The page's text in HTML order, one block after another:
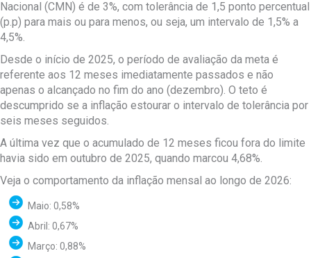
Nacional (CMN) é de 3%, com tolerância de 1,5 ponto percentual
(p.p) para mais ou para menos, ou seja, um intervalo de 1,5% a
4,5%.
Desde o início de 2025, o período de avaliação da meta é
referente aos 12 meses imediatamente passados e não
apenas o alcançado no fim do ano (dezembro). O teto é
descumprido se a inflação estourar o intervalo de tolerância por
seis meses seguidos.
A última vez que o acumulado de 12 meses ficou fora do limite
havia sido em outubro de 2025, quando marcou 4,68%.
Veja o comportamento da inflação mensal ao longo de 2026:
Maio: 0,58%
Abril: 0,67%
Março: 0,88%